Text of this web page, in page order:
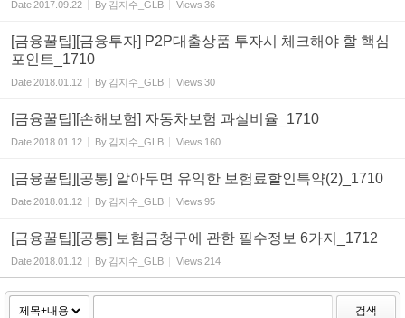
Date2017.09.22 By 김지수_GLB Views 36
[금융꿀팁][금융투자] P2P대출상품 투자시 체크해야 할 핵심
포인트_1710
Date2018.01.12 By 김지수_GLB Views 30
[금융꿀팁][손해보험] 자동차보험 과실비율_1710
Date2018.01.12 By 김지수_GLB Views 160
[금융꿀팁][공통] 알아두면 유익한 보험료할인특약(2)_1710
Date2018.01.12 By 김지수_GLB Views 95
[금융꿀팁][공통] 보험금청구에 관한 필수정보 6가지_1712
Date2018.01.12 By 김지수_GLB Views 214
검색